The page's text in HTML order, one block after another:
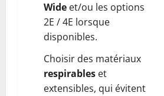
Wide et/ou les options
2E / 4E lorsque
disponibles.
Choisir des matériaux
respirables et
extensibles, qui évitent